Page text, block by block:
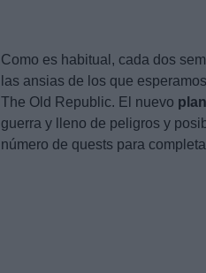
Como es habitual, cada dos
las ansias de los que
The Old Republic. El nuevo
guerra y lleno de peligros y
número de quests para